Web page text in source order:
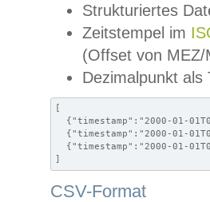
Strukturiertes
Zeitstempel im
(Offset von MEZ/
Dezimalpunkt als
[
{"timestamp":"2000-01-
{"timestamp":"2000-01-
{"timestamp":"2000-01-
]
CSV-Format